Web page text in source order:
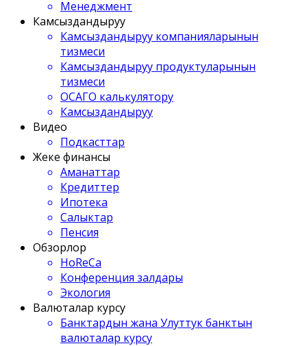
Менеджмент
Камсыздандыруу
Камсыздандыруу компанияларынын
тизмеси
Камсыздандыруу продуктуларынын
тизмеси
ОСАГО калькулятору
Камсыздандыруу
Видео
Подкасттар
Жеке финансы
Аманаттар
Кредиттер
Ипотека
Салыктар
Пенсия
Обзорлор
HoReCa
Конференция залдары
Экология
Валюталар курсу
Банктардын жана Улуттук банктын
валюталар курсу